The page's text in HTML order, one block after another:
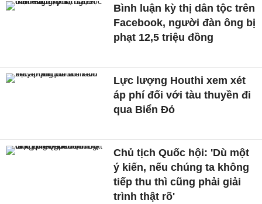
Bình luận kỳ thị dân tộc trên
Facebook, người đàn ông bị
phạt 12,5 triệu đồng
Lực lượng Houthi xem xét
áp phí đối với tàu thuyền đi
qua Biển Đỏ
Chủ tịch Quốc hội: 'Dù một
ý kiến, nếu chúng ta không
tiếp thu thì cũng phải giải
trình thật rõ'